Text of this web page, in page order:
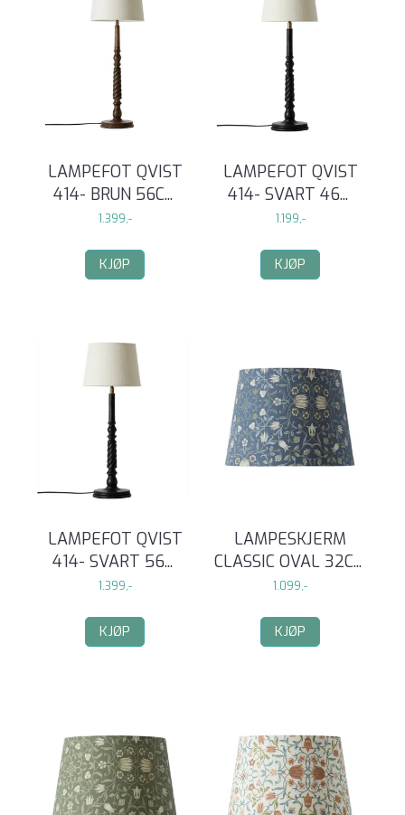
LAMPEFOT QVIST
414- BRUN 56C...
1.399,-
KJØP
LAMPEFOT QVIST
414- SVART 46...
1.199,-
KJØP
LAMPEFOT QVIST
414- SVART 56...
1.399,-
KJØP
LAMPESKJERM
CLASSIC OVAL 32C...
1.099,-
KJØP